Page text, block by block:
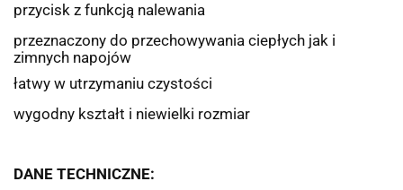
przycisk z funkcją nalewania
przeznaczony do przechowywania ciepłych jak i
zimnych napojów
łatwy w utrzymaniu czystości
wygodny kształt i niewielki rozmiar
DANE TECHNICZNE: